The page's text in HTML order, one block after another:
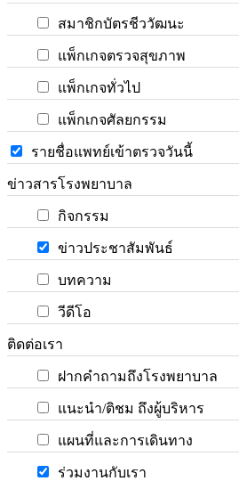
สมาชิกบัตรชีววัฒนะ
แพ็กเกจตรวจสุขภาพ
แพ็กเกจทั่วไป
แพ็กเกจศัลยกรรม
รายชื่อแพทย์เข้าตรวจวันนี้
ข่าวสารโรงพยาบาล
กิจกรรม
ข่าวประชาสัมพันธ์
บทความ
วีดีโอ
ติดต่อเรา
ฝากคำถามถึงโรงพยาบาล
แนะนำ/ติชม ถึงผู้บริหาร
แผนที่และการเดินทาง
ร่วมงานกับเรา